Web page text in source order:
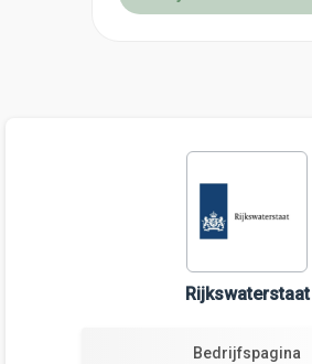
Rijkswaterstaat
Bedrijfspagina